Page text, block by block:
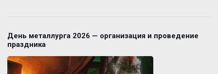
День металлурга 2026 — организация и проведение
праздника